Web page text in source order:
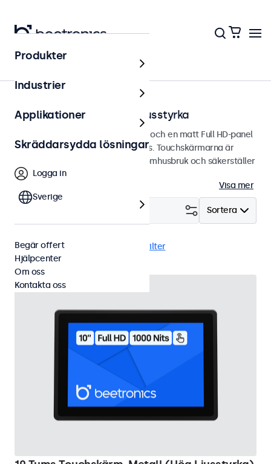
Hem
Touchskärmar med hög ljusstyrka
Touchskärmar med hög ljusstyrka och en matt Full HD-panel
med en ljusstyrka på hela 1000 nits. Touchskärmarna är
designade för både inom- och utomhusbruk och säkerställer
utmärkt läsbarhet i alla miljöer.
Visa mer
Sortera
Hög ljusstyrka Rensa filter
Produkter
Industrier
Applikationer
Skräddarsydda lösningar
Logga in
Sverige
Begär offert
Hjälpcenter
Om oss
Kontakta oss